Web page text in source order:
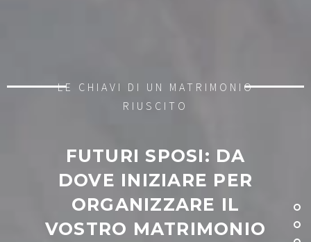
LE CHIAVI DI UN MATRIMONIO
RIUSCITO
FUTURI SPOSI: DA
DOVE INIZIARE PER
ORGANIZZARE IL
VOSTRO MATRIMONIO